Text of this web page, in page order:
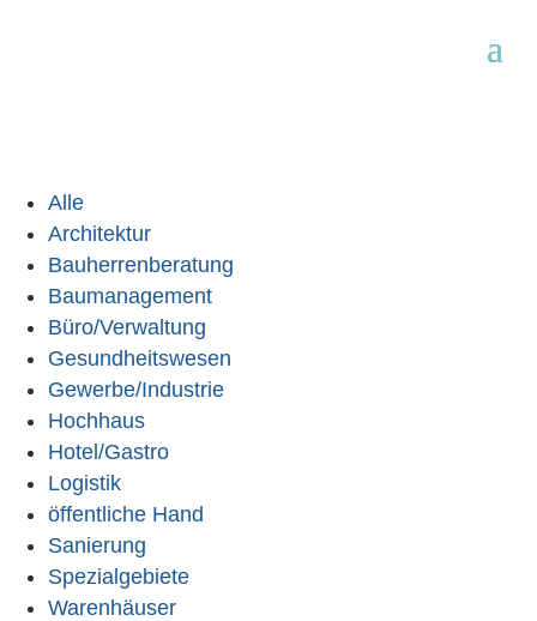
Alle
Architektur
Bauherrenberatung
Baumanagement
Büro/Verwaltung
Gesundheitswesen
Gewerbe/Industrie
Hochhaus
Hotel/Gastro
Logistik
öffentliche Hand
Sanierung
Spezialgebiete
Warenhäuser